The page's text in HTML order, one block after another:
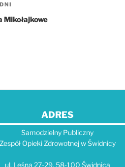
Mikołajkowe
ADRES
Samodzielny Publiczny
Zespół Opieki Zdrowotnej w Świdnicy
ul. Leśna 27-29, 58-100 Świdnica